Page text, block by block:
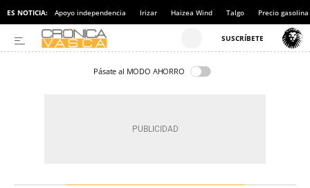
ES NOTICIA: Apoyo independencia Irizar Haizea Wind Talgo Precio gasolina
Pásate al MODO AHORRO